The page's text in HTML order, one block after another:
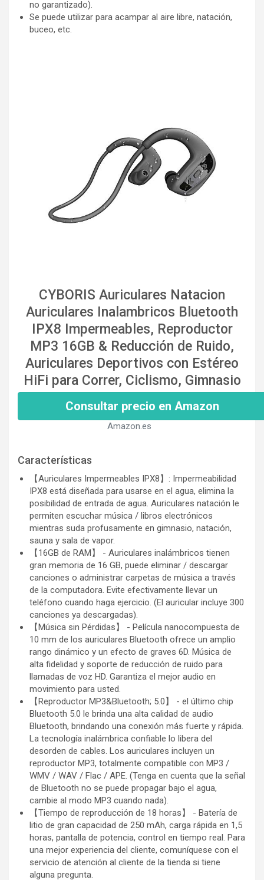
no garantizado).
Se puede utilizar para acampar al aire libre, natación,
buceo, etc.
CYBORIS Auriculares Natacion
Auriculares Inalambricos Bluetooth
IPX8 Impermeables, Reproductor
MP3 16GB & Reducción de Ruido,
Auriculares Deportivos con Estéreo
HiFi para Correr, Ciclismo, Gimnasio
Consultar precio en Amazon
Amazon.es
Características
【Auriculares Impermeables IPX8】: Impermeabilidad
IPX8 está diseñada para usarse en el agua, elimina la
posibilidad de entrada de agua. Auriculares natación le
permiten escuchar música / libros electrónicos
mientras suda profusamente en gimnasio, natación,
sauna y sala de vapor.
【16GB de RAM】 - Auriculares inalámbricos tienen
gran memoria de 16 GB, puede eliminar / descargar
canciones o administrar carpetas de música a través
de la computadora. Evite efectivamente llevar un
teléfono cuando haga ejercicio. (El auricular incluye 300
canciones ya descargadas).
【Música sin Pérdidas】 - Película nanocompuesta de
10 mm de los auriculares Bluetooth ofrece un amplio
rango dinámico y un efecto de graves 6D. Música de
alta fidelidad y soporte de reducción de ruido para
llamadas de voz HD. Garantiza el mejor audio en
movimiento para usted.
【Reproductor MP3&Bluetooth; 5.0】 - el último chip
Bluetooth 5.0 le brinda una alta calidad de audio
Bluetooth, brindando una conexión más fuerte y rápida.
La tecnología inalámbrica confiable lo libera del
desorden de cables. Los auriculares incluyen un
reproductor MP3, totalmente compatible con MP3 /
WMV / WAV / Flac / APE. (Tenga en cuenta que la señal
de Bluetooth no se puede propagar bajo el agua,
cambie al modo MP3 cuando nada).
【Tiempo de reproducción de 18 horas】 - Batería de
litio de gran capacidad de 250 mAh, carga rápida en 1,5
horas, pantalla de potencia, control en tiempo real. Para
una mejor experiencia del cliente, comuníquese con el
servicio de atención al cliente de la tienda si tiene
alguna pregunta.